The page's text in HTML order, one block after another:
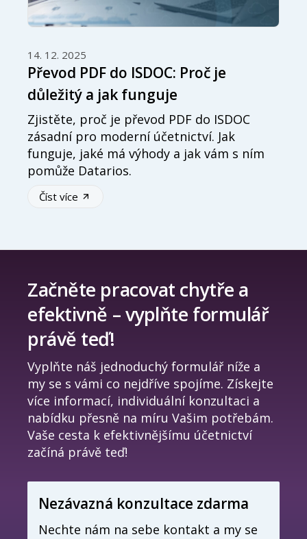
14. 12. 2025
Převod PDF do ISDOC: Proč je
důležitý a jak funguje
Zjistěte, proč je převod PDF do ISDOC
zásadní pro moderní účetnictví. Jak
funguje, jaké má výhody a jak vám s ním
pomůže Datarios.
Číst více
Začněte pracovat chytře a
efektivně – vyplňte formulář
právě teď!
Vyplňte náš jednoduchý formulář níže a
my se s vámi co nejdříve spojíme. Získejte
více informací, individuální konzultaci a
nabídku přesně na míru Vašim potřebám.
Vaše cesta k efektivnějšímu účetnictví
začíná právě teď!
Nezávazná konzultace zdarma
Nechte nám na sebe kontakt a my se